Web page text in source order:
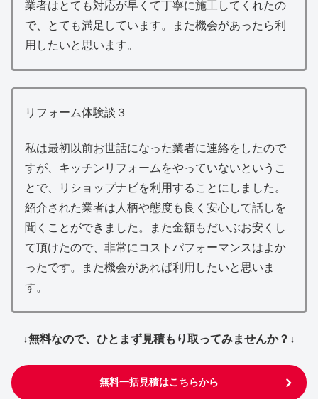
業者はとても対応が早くて丁寧に施工してくれたの
で、とても満足しています。また機会があったら利
用したいと思います。
リフォーム体験談３
私は最初以前お世話になった業者に連絡をしたので
すが、キッチンリフォームをやっていないというこ
とで、リショップナビを利用することにしました。
紹介された業者は人柄や態度も良く安心して話しを
聞くことができました。また金額もだいぶお安くし
て頂けたので、非常にコストパフォーマンスはよか
ったです。また機会があれば利用したいと思いま
す。
↓無料なので、ひとまず見積もり取ってみませんか？↓
無料一括見積はこちらから